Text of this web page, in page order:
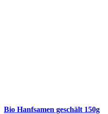
Bio Hanfsamen geschält 150g